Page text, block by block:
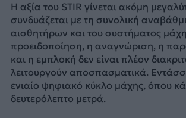
Η αξία του STIR γίνεται ακόμη
συνδυάζεται με τη συνολική
αισθητήρων και του συστήματος
προειδοποίηση, η αναγνώριση, η
και η εμπλοκή δεν είναι πλέον
λειτουργούν αποσπασματικά.
ενιαίο ψηφιακό κύκλο μάχης, όπου
δευτερόλεπτο μετρά.